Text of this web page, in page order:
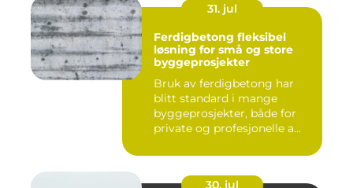
31. jul
Ferdigbetong fleksibel
løsning for små og store
byggeprosjekter
Bruk av ferdigbetong har
blitt standard i mange
byggeprosjekter, både for
private og profesjonelle a...
30. jul